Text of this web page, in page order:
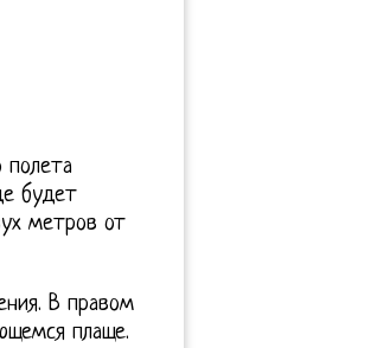
полета
будет
метров от
В правом
плаще.